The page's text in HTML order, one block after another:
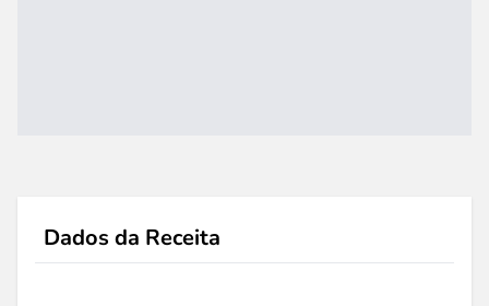
Dados da Receita